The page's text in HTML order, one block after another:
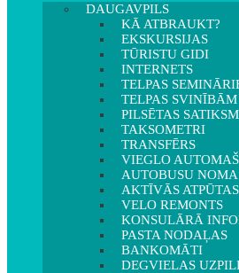
DAUGAVPILS
KĀ ATBRAUKT?
EKSKURSIJAS
TŪRISTU GIDI
INTERNETS
TELPAS
TELPAS SVINĪBĀM
PILSĒTAS
TAKSOMETRI
TRANSFĒRS
VIEGLO
AUTOBUSU NOMA
AKTĪVĀS
VELO REMONTS
KONSULĀRĀ
PASTA NODAĻAS
BANKOMĀTI
DEGVIELAS